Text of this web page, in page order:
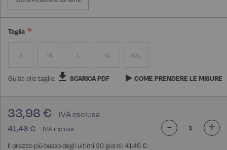
Taglia
S M L XL XXL
Guida alle taglie: SCARICA PDF COME PRENDERE LE MISURE
41,46 €
33,98 €
Il prezzo più basso degli ultimi 30 giorni: 41,46 €
- +